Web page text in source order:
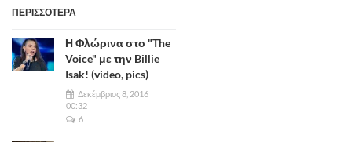
ΠΕΡΙΣΣΟΤΕΡΑ
Η Φλώρινα στο "The
Voice" με την Billie
Isak! (video, pics)
Δεκέμβριος 8, 2016
00:32
6